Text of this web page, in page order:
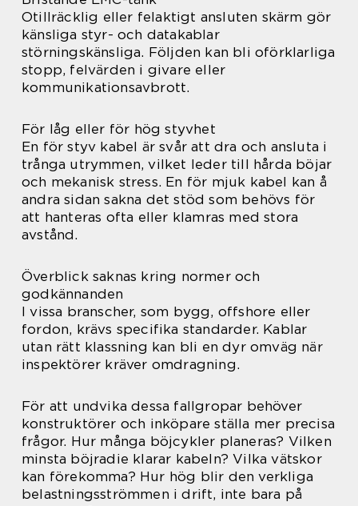
Otillräcklig eller felaktigt ansluten skärm gör
känsliga styr- och datakablar
störningskänsliga. Följden kan bli oförklarliga
stopp, felvärden i givare eller
kommunikationsavbrott.
För låg eller för hög styvhet
En för styv kabel är svår att dra och ansluta i
trånga utrymmen, vilket leder till hårda böjar
och mekanisk stress. En för mjuk kabel kan å
andra sidan sakna det stöd som behövs för
att hanteras ofta eller klamras med stora
avstånd.
Överblick saknas kring normer och
godkännanden
I vissa branscher, som bygg, offshore eller
fordon, krävs specifika standarder. Kablar
utan rätt klassning kan bli en dyr omväg när
inspektörer kräver omdragning.
För att undvika dessa fallgropar behöver
konstruktörer och inköpare ställa mer precisa
frågor. Hur många böjcykler planeras? Vilken
minsta böjradie klarar kabeln? Vilka vätskor
kan förekomma? Hur hög blir den verkliga
belastningsströmmen i drift, inte bara på